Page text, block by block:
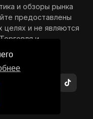
и обзоры рынка
предоставлены
целях и не являются
и
капитала.